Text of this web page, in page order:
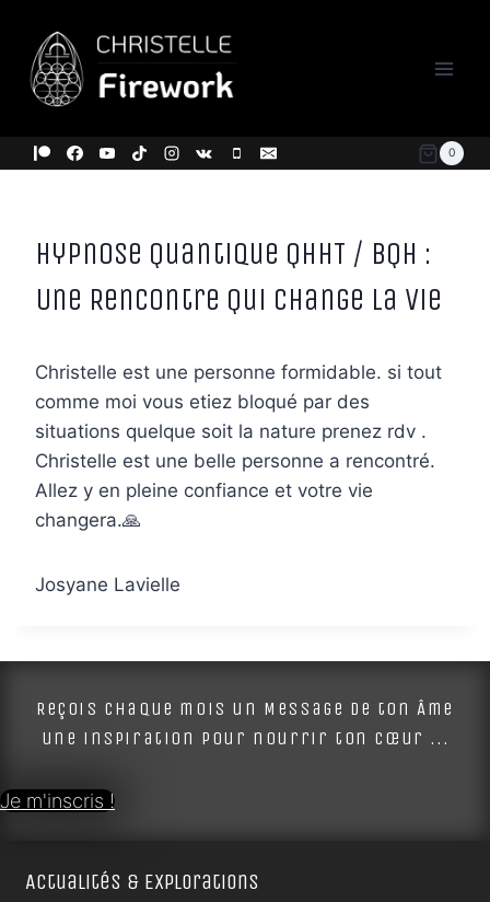
contenu
0
Hypnose Quantique QHHT / BQH :
Une Rencontre Qui Change la Vie
Christelle est une personne formidable. si tout
comme moi vous etiez bloqué par des
situations quelque soit la nature prenez rdv .
Christelle est une belle personne a rencontré.
Allez y en pleine confiance et votre vie
changera.🙏
Josyane Lavielle
Reçois chaque mois un Message de ton Âme
une inspiration pour nourrir ton cœur ...
Je m'inscris !
Actualités & Explorations